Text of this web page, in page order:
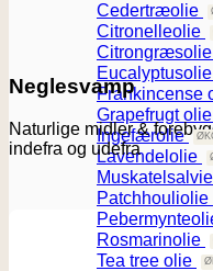
Cedertræolie
Citronelleolie
Citrongræsolie
Eucalyptusolie
Frankincense
Grapefrugt olie
Ingefærolie
Lavendelolie
Patchhouliolie
Rosmarinolie
Tea tree olie
Neglesvamp
Naturlige midler &
indefra og udefra